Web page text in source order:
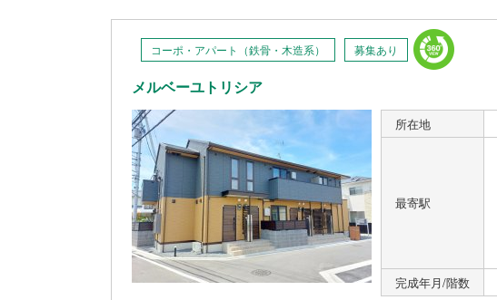
コーポ・アパート（鉄骨・木造系） 募集あり
メルベーユトリシア
所在地
最寄駅
完成年月/階数